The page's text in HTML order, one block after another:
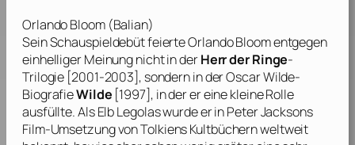
Orlando Bloom(Balian)
Sein Schauspieldebüt feierteOrlando Bloomentgegen
einhelliger Meinung nicht in derHerr der Ringe-
Trilogie [2001-2003], sondern in derOscar Wilde-
BiografieWilde [1997], in der er eine kleine Rolle
ausfüllte. Als Elb Legolas wurde er inPeter Jacksons
Film-Umsetzung vonTolkiensKultbüchern weltweit